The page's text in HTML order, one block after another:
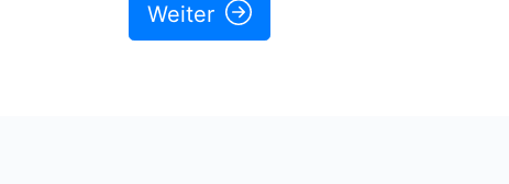
Weiter